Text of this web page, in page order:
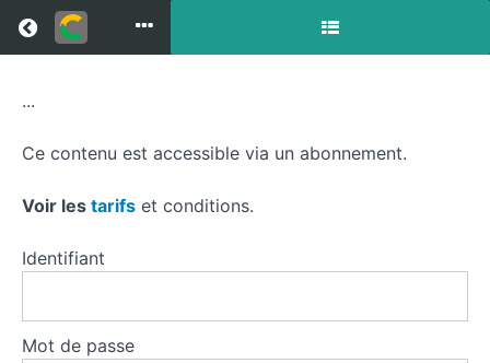
Return to all courses
Le
sujet
de
leçon
en
histoire
...
Ce contenu est accessible via un abonnement.
Voir les tarifs et conditions.
Identifiant
Mot de passe